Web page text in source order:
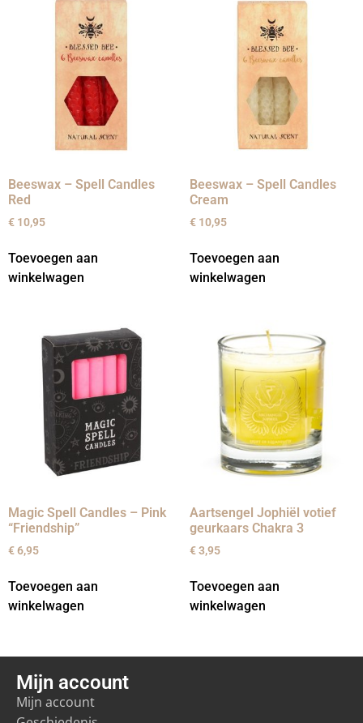
Beeswax – Spell Candles
Red
€ 10,95
Toevoegen aan
winkelwagen
Beeswax – Spell Candles
Cream
€ 10,95
Toevoegen aan
winkelwagen
Magic Spell Candles – Pink
“Friendship”
€6,95
Toevoegen aan
winkelwagen
Aartsengel Jophiël votief
geurkaars Chakra 3
€3,95
Toevoegen aan
winkelwagen
Mijn account
Mijn account